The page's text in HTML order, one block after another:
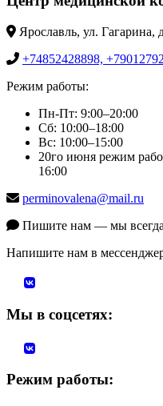
Ярославль, ул. Гагарина,
+74852428898,
Режим работы:
Пн-Пт: 9:00–20:00
Сб: 10:00–18:00
Вс: 10:00–15:00
20го июня режим
16:00
perminovalena@mail.ru
Пишите нам — мы всегда
Напишите нам в
Мы в соцсетях:
Режим работы: